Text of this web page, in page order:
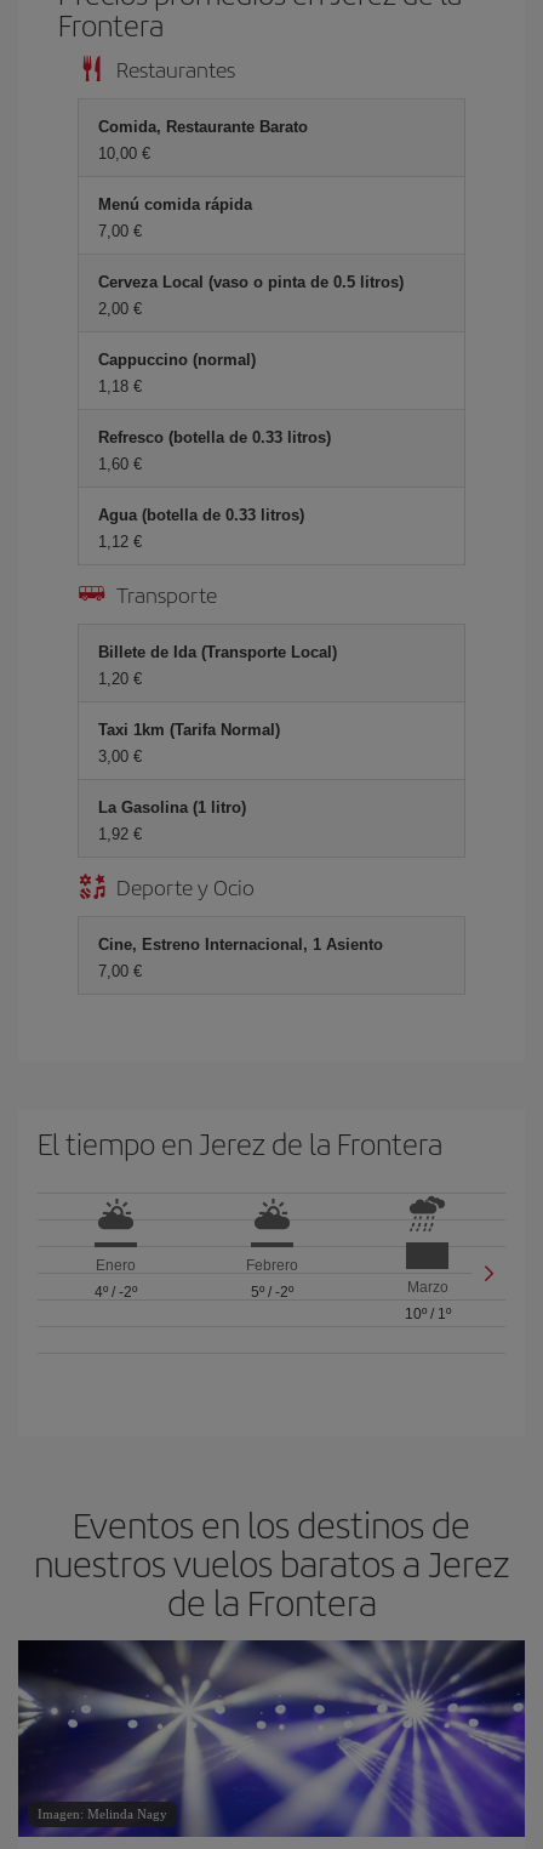
Frontera
Restaurantes
Comida, Restaurante Barato
10,00 €
Menú comida rápida
7,00 €
Cerveza Local (vaso o pinta de 0.5 litros)
2,00 €
Cappuccino (normal)
1,18 €
Refresco (botella de 0.33 litros)
1,60 €
Agua (botella de 0.33 litros)
1,12 €
Transporte
Billete de Ida (Transporte Local)
1,20 €
Taxi 1km (Tarifa Normal)
3,00 €
La Gasolina (1 litro)
1,92 €
Deporte y Ocio
Cine, Estreno Internacional, 1 Asiento
7,00 €
El tiempo en Jerez de la Frontera
Enero
4º/ -2º
Febrero
5º/ -2º
Marzo
10º/ 1º
Eventos en los destinos de
nuestros vuelos baratos a Jerez
de la Frontera
Imagen: Melinda Nagy